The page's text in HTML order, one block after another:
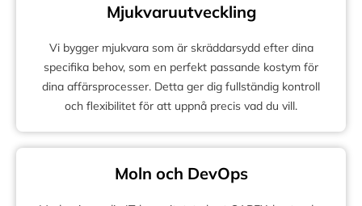
Mjukvaruutveckling
Vi bygger mjukvara som är skräddarsydd efter dina
specifika behov, som en perfekt passande kostym för
dina affärsprocesser. Detta ger dig fullständig kontroll
och flexibilitet för att uppnå precis vad du vill.
Moln och DevOps